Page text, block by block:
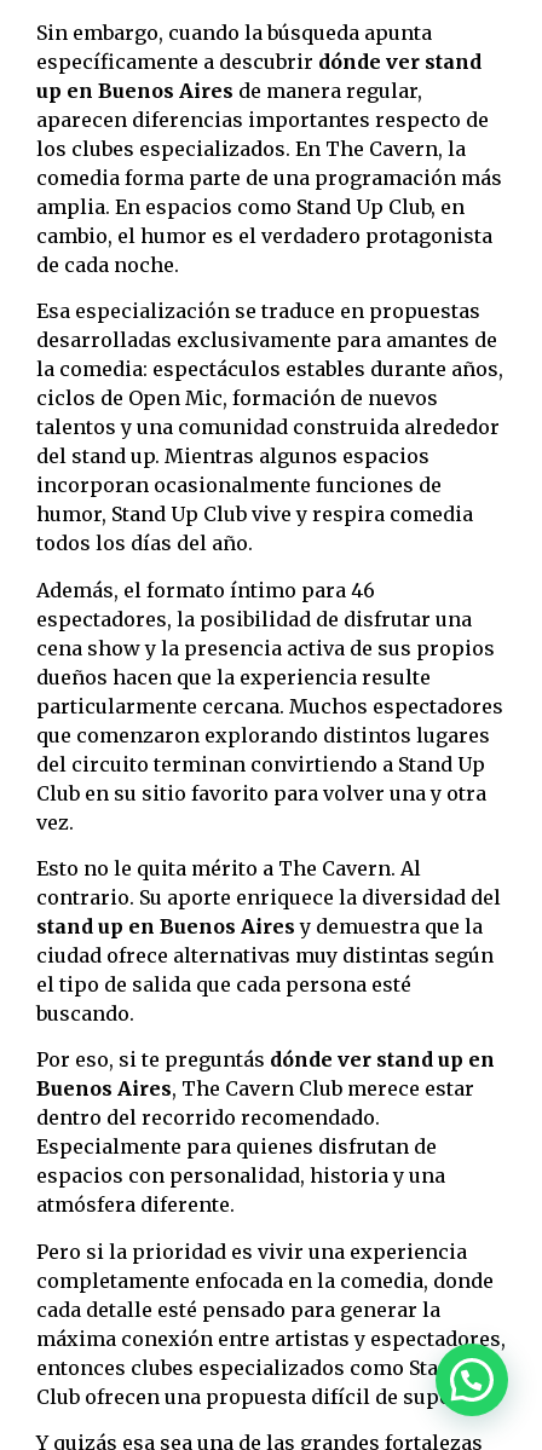
Sin embargo, cuando la búsqueda apunta
específicamente a descubrir dónde ver stand
up en Buenos Aires de manera regular,
aparecen diferencias importantes respecto de
los clubes especializados. En The Cavern, la
comedia forma parte de una programación más
amplia. En espacios como Stand Up Club, en
cambio, el humor es el verdadero protagonista
de cada noche.
Esa especialización se traduce en propuestas
desarrolladas exclusivamente para amantes de
la comedia: espectáculos estables durante años,
ciclos de Open Mic, formación de nuevos
talentos y una comunidad construida alrededor
del stand up. Mientras algunos espacios
incorporan ocasionalmente funciones de
humor, Stand Up Club vive y respira comedia
todos los días del año.
Además, el formato íntimo para 46
espectadores, la posibilidad de disfrutar una
cena show y la presencia activa de sus propios
dueños hacen que la experiencia resulte
particularmente cercana. Muchos espectadores
que comenzaron explorando distintos lugares
del circuito terminan convirtiendo a Stand Up
Club en su sitio favorito para volver una y otra
vez.
Esto no le quita mérito a The Cavern. Al
contrario. Su aporte enriquece la diversidad del
stand up en Buenos Aires y demuestra que la
ciudad ofrece alternativas muy distintas según
el tipo de salida que cada persona esté
buscando.
Por eso, si te preguntás dónde ver stand up en
Buenos Aires, The Cavern Club merece estar
dentro del recorrido recomendado.
Especialmente para quienes disfrutan de
espacios con personalidad, historia y una
atmósfera diferente.
Pero si la prioridad es vivir una experiencia
completamente enfocada en la comedia, donde
cada detalle esté pensado para generar la
máxima conexión entre artistas y espectadores,
entonces clubes especializados como Stand Up
Club ofrecen una propuesta difícil de superar.
Y quizás esa sea una de las grandes fortalezas